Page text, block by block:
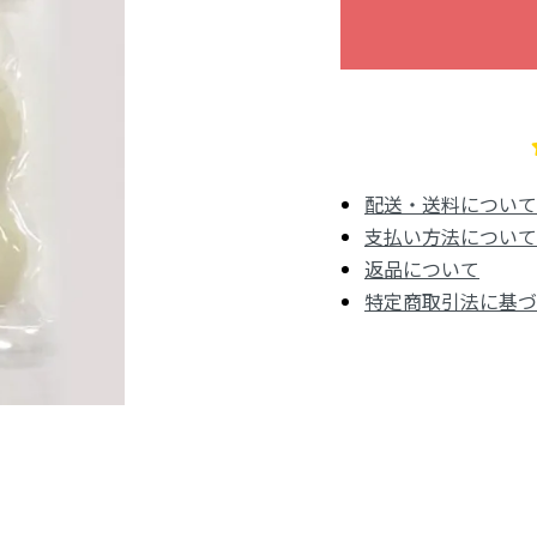
配送・送料について
支払い方法について
返品について
特定商取引法に基